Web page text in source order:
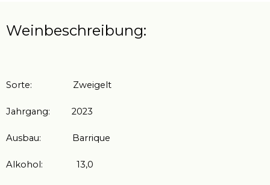
Weinbeschreibung:
Sorte: Zweigelt
Jahrgang: 2023
Ausbau: Barrique
Alkohol: 13,0